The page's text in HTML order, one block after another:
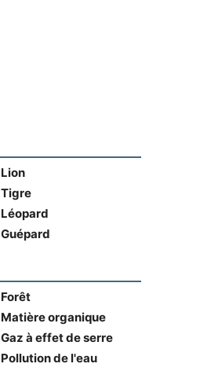
Lion
Tigre
Léopard
Guépard
Forêt
Matière organique
Gaz à effet de serre
Pollution de l'eau